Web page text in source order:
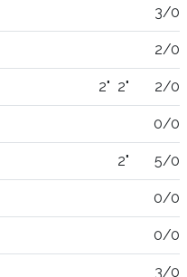
3/0
2/0
2" 2" 2/0
0/0
2" 5/0
0/0
0/0
3/0